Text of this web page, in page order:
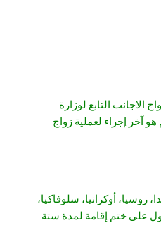
التابع لوزارة
آخر إجراء لعملية زواج
أوكرانيا، سلوفاكيا،
على ختم إقامة لمدة ستة